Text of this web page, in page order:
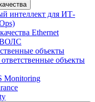
интеллект для ИТ-
Ethernet
ВОЛС
объекты
объекты
Monitoring